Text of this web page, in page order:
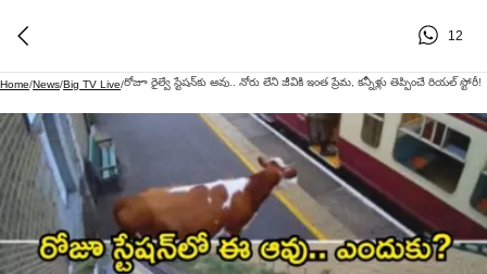
12
Home/News/Big TV Live/రోజూ రైల్వే స్టేషన్‌కు ఆవు.. నోరు లేని జీవికి ఇంత ప్రేమ, కన్నీళ్లు తెప్పించే రియల్ స్టోరీ!